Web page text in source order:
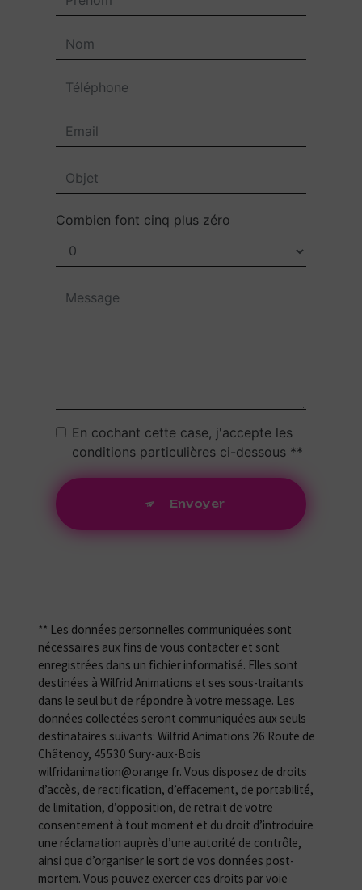
Combien font cinq plus zéro
En cochant cette case, j'accepte les
conditions particulières ci-dessous **
Envoyer
** Les données personnelles communiquées sont
nécessaires aux fins de vous contacter et sont
enregistrées dans un fichier informatisé. Elles sont
destinées à Wilfrid Animations et ses sous-traitants
dans le seul but de répondre à votre message. Les
données collectées seront communiquées aux seuls
destinataires suivants: Wilfrid Animations 26 Route de
Châtenoy, 45530 Sury-aux-Bois
wilfridanimation@orange.fr. Vous disposez de droits
d’accès, de rectification, d’effacement, de portabilité,
de limitation, d’opposition, de retrait de votre
consentement à tout moment et du droit d’introduire
une réclamation auprès d’une autorité de contrôle,
ainsi que d’organiser le sort de vos données post-
mortem. Vous pouvez exercer ces droits par voie